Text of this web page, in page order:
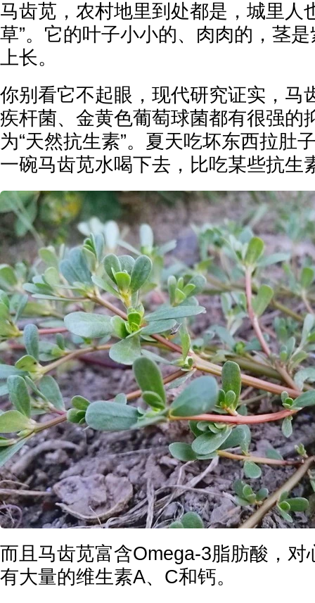
马齿苋，农村地里到处都是，城里人
草”。它的叶子小小的、肉肉的，茎
上长。
你别看它不起眼，现代研究证实，马
疾杆菌、金黄色葡萄球菌都有很强的
为“天然抗生素”。夏天吃坏东西拉肚
一碗马齿苋水喝下去，比吃某些抗生
而且马齿苋富含Omega-3脂肪酸，对
有大量的维生素A、C和钙。